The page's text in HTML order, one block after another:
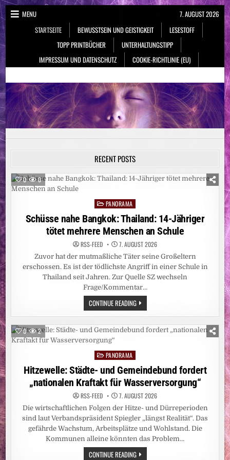
Skip
to
content
MENU
STARTSEITE
BEWUSSTSEIN UND GEISTIGKEIT
LESESTOFF
TOPP PRINTBÜCHER
UNTERHALTUNGSTIPP
IMPRESSUM UND DATENSCHUTZ
COOKIE-RICHTLINIE (EU)
7. AUGUST 2026
NeueSpiritualität.de
RECENT POSTS
0 0
PostedPANORAMA
Schüsse nahe Bangkok: Thailand: 14-Jähriger
tötet mehrere Menschen an Schule
RSS-FEED 7. AUGUST 2026
Zuvor hat der mutmaßliche Täter seine Großeltern
erschossen. Es ist der tödlichste Angriff in einer Schule in
Thailand seit Jahren. Zur Quelle SZ wechseln
Frage/Kommentar…
CONTINUE READINGSCHÜSSE
NAHE
BANGKOK:
14-
JÄHRIGER
SCHULE
0 2
PostedPANORAMA
Hitzewelle: Städte- und Gemeindebund fordert
„nationalen Kraftakt für Wasserversorgung“
RSS-FEED 7. AUGUST 2026
Die wirtschaftlichen Folgen der Hitze- und Dürreperioden
sind laut Verbandspräsident Spiegler „längst Realität“. Das
gefährde Wachstum, Arbeitsplätze und Wohlstand. Die
Kommunen alleine könnten das Problem…
CONTINUE READINGHITZEWELLE: